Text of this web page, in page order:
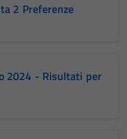
2 Preferenze
2024 - Risultati per